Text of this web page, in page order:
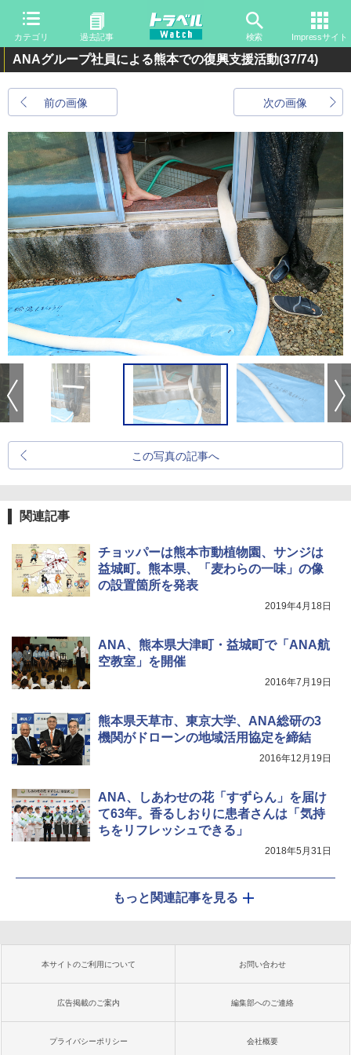
カテゴリ 過去記事 検索 Impressサイト
ANAグループ社員による熊本での復興支援活動(37/74)
前の画像 次の画像
この写真の記事へ
関連記事
チョッパーは熊本市動植物園、サンジは
益城町。熊本県、「麦わらの一味」の像
の設置箇所を発表
2019年4月18日
ANA、熊本県大津町・益城町で「ANA航
空教室」を開催
2016年7月19日
熊本県天草市、東京大学、ANA総研の3
機関がドローンの地域活用協定を締結
2016年12月19日
ANA、しあわせの花「すずらん」を届け
て63年。香るしおりに患者さんは「気持
ちをリフレッシュできる」
2018年5月31日
もっと関連記事を見る
本サイトのご利用について お問い合わせ
広告掲載のご案内 編集部へのご連絡
プライバシーポリシー 会社概要